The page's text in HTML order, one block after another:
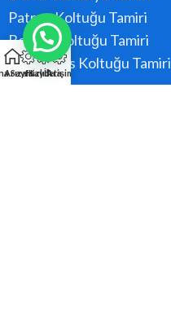
Patron Koltuğu Tamiri
Berber Koltuğu Tamiri
Konferans Koltuğu Tamiri
Sayfa
Arıza Kaydı
Hızlı Ara
İletişim